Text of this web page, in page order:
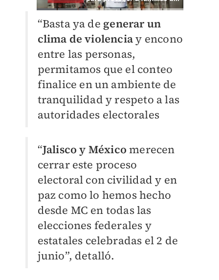
“Basta ya de generar un
clima de violenciay encono
entre las personas,
permitamos que el conteo
finalice en un ambiente de
tranquilidad y respeto a las
autoridades electorales
“Jalisco y México merecen
cerrar este proceso
electoral con civilidad y en
paz como lo hemos hecho
desde MC en todas las
elecciones federales y
estatales celebradas el 2 de
junio”, detalló.